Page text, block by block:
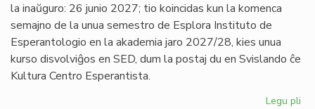
la inaŭguro: 26 junio 2027; tio koincidas kun la komenca
semajno de la unua semestro de Esplora Instituto de
Esperantologio en la akademia jaro 2027/28, kies unua
kurso disvolviĝos en SED, dum la postaj du en Svislando ĉe
Kultura Centro Esperantista.
Legu pli